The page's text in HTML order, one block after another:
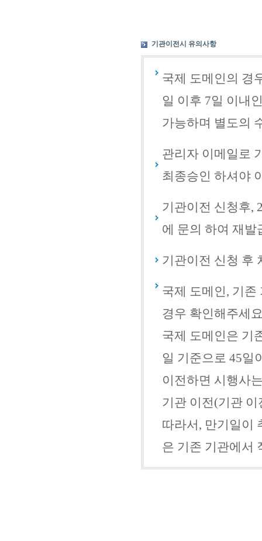
기관이전시 유의사항
국제 도메인의 경
일 이후 7일 이내
가능하며 별도의
관리자 이메일로
최종승인 하셔야
기관이전 신청후,
에 문의 하여 재발
기관이전 신청 후
국제 도메인, 기존
경우 확인해주세
국제 도메인은 기
일 기준으로 45일
이전하면 시행사
기관 이전(기관
따라서, 만기일이
은 기존 기관에서